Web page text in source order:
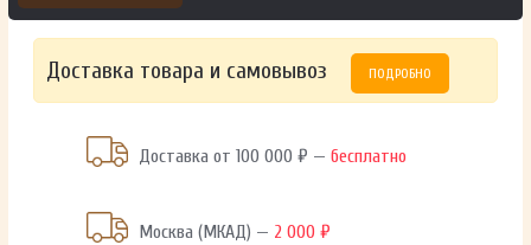
Доставка товара и самовывоз ПОДРОБНО
Доставка от 100 000 ₽ —бесплатно
Москва (МКАД) — 2 000 ₽